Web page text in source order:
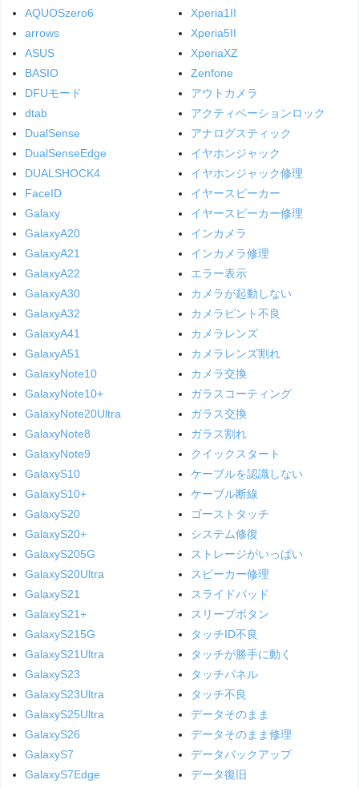
AQUOSzero6
arrows
ASUS
BASIO
DFUモード
dtab
DualSense
DualSenseEdge
DUALSHOCK4
FaceID
Galaxy
GalaxyA20
GalaxyA21
GalaxyA22
GalaxyA30
GalaxyA32
GalaxyA41
GalaxyA51
GalaxyNote10
GalaxyNote10+
GalaxyNote20Ultra
GalaxyNote8
GalaxyNote9
GalaxyS10
GalaxyS10+
GalaxyS20
GalaxyS20+
GalaxyS205G
GalaxyS20Ultra
GalaxyS21
GalaxyS21+
GalaxyS215G
GalaxyS21Ultra
GalaxyS23
GalaxyS23Ultra
GalaxyS25Ultra
GalaxyS26
GalaxyS7
GalaxyS7Edge
Xperia1II
Xperia5II
XperiaXZ
Zenfone
アウトカメラ
アクティベーションロック
アナログスティック
イヤホンジャック
イヤホンジャック修理
イヤースピーカー
イヤースピーカー修理
インカメラ
インカメラ修理
エラー表示
カメラが起動しない
カメラピント不良
カメラレンズ
カメラレンズ割れ
カメラ交換
ガラスコーティング
ガラス交換
ガラス割れ
クイックスタート
ケーブルを認識しない
ケーブル断線
ゴーストタッチ
システム修復
ストレージがいっぱい
スピーカー修理
スライドパッド
スリープボタン
タッチID不良
タッチが勝手に動く
タッチパネル
タッチ不良
データそのまま
データそのまま修理
データバックアップ
データ復旧